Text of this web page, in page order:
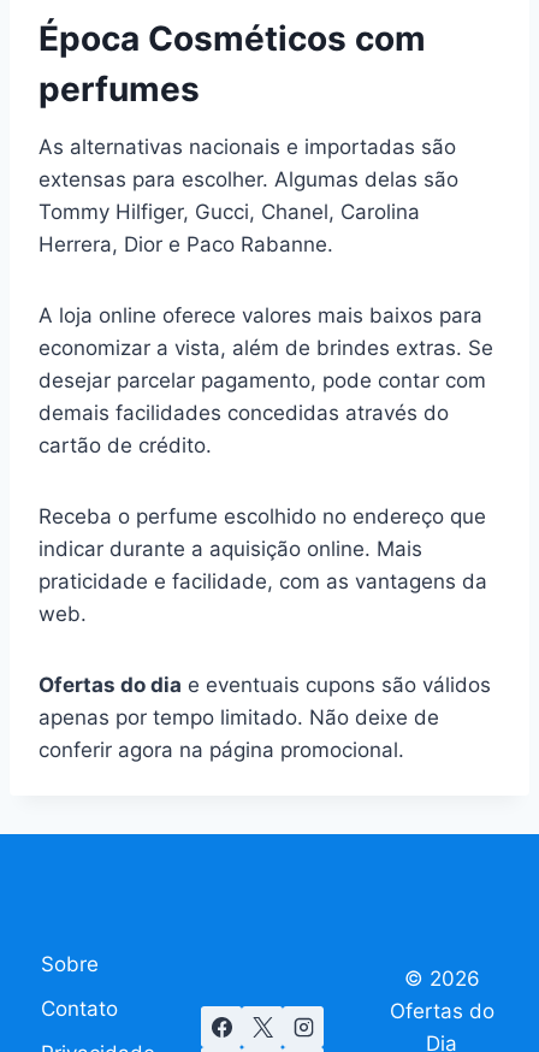
Época Cosméticos com
perfumes
As alternativas nacionais e importadas são
extensas para escolher. Algumas delas são
Tommy Hilfiger, Gucci, Chanel, Carolina
Herrera, Dior e Paco Rabanne.
A loja online oferece valores mais baixos para
economizar a vista, além de brindes extras. Se
desejar parcelar pagamento, pode contar com
demais facilidades concedidas através do
cartão de crédito.
Receba o perfume escolhido no endereço que
indicar durante a aquisição online. Mais
praticidade e facilidade, com as vantagens da
web.
Ofertas do dia e eventuais cupons são válidos
apenas por tempo limitado. Não deixe de
conferir agora na página promocional.
Sobre
Contato
© 2026
Ofertas do
Dia